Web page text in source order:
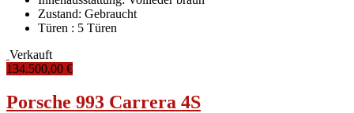
Zustand: Gebraucht
Türen : 5 Türen
Verkauft
134.500,00 €
Porsche 993 Carrera 4S